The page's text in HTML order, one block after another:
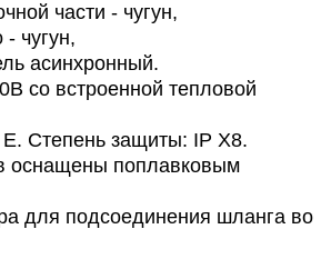
части - чугун,
чугун,
асинхронный.
со встроенной тепловой
Степень защиты: IP X8.
оснащены поплавковым
для подсоединения шланга во